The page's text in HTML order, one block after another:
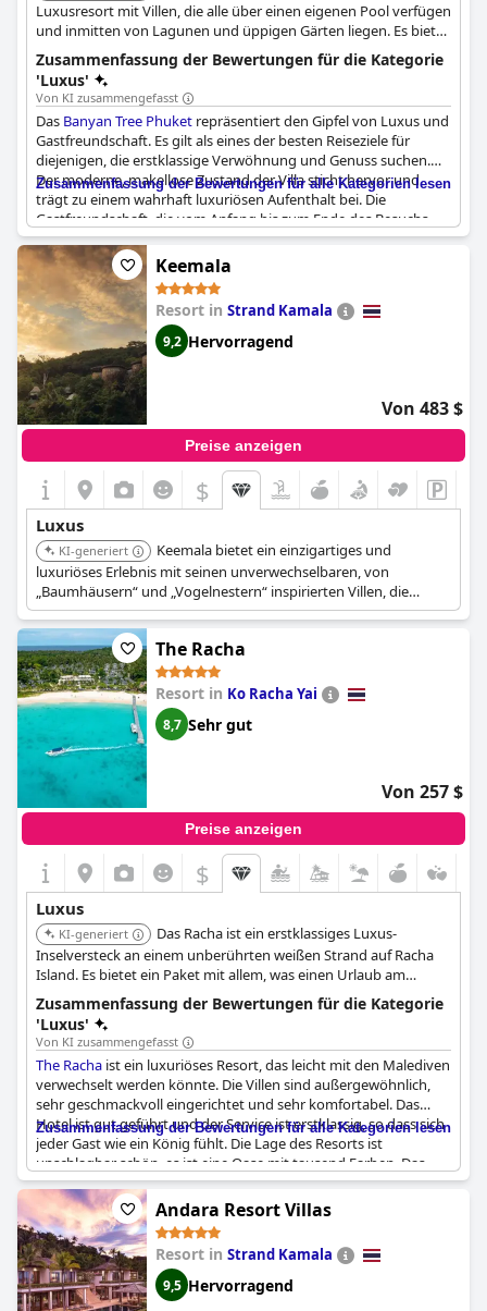
Luxusresort mit Villen, die alle über einen eigenen Pool verfügen
und inmitten von Lagunen und üppigen Gärten liegen. Es bietet
eine ruhige und private Umgebung mit Annehmlichkeiten wie
einem 18-Loch-Golfplatz, einem renommierten Spa und
mehreren Speisemöglichkeiten, einschließlich Speisen in der
Villa.
Zusammenfassung der Bewertungen für die Kategorie
'Luxus'
Von KI zusammengefasst
Das Banyan Tree Phuket repräsentiert den Gipfel von Luxus und
Gastfreundschaft. Es gilt als eines der besten Reiseziele für
diejenigen, die erstklassige Verwöhnung und Genuss suchen.
Der moderne, makellose Zustand der Villa sticht hervor und
trägt zu einem wahrhaft luxuriösen Aufenthalt bei. Die
Gastfreundschaft, die vom Anfang bis zum Ende des Besuchs
jedes Gastes geboten wird, ist außergewöhnlich und
unterstreicht den Status als Fünf-Sterne-Resort, in dem absolut
alles erstklassig ist.
Das Resort selbst ist wunderschön und ruhig und bietet eine
friedliche Flucht, die das Bedürfnis der Gäste nach Privatsphäre
respektiert – ein Schlüsselelement seiner Anziehungskraft. Gäste
heben oft die Villa mit Doppelpool für ihre hervorragende
Privatsphäre und das gesteigerte Gefühl von Luxus hervor.
Insgesamt ist das
ein außergewöhnliches
Luxusresort, das jeden Cent für diejenigen wert ist, die einen
opulenten Urlaub suchen.
Zusammenfassung der Bewertungen für alle Kategorien lesen
Keemala
Resort in Strand Kamala
9,2 Hervorragend
Von 483 $
Preise anzeigen
$
Luxus
KI-generiert
Keemala bietet ein einzigartiges und
luxuriöses Erlebnis mit seinen unverwechselbaren, von
„Baumhäusern“ und „Vogelnestern“ inspirierten Villen, die
jeweils über einen privaten Pool verfügen. Das Resort liegt
inmitten üppiger Flora und bietet einen ruhigen Rückzugsort
mit starkem Fokus auf ganzheitliches Wohlbefinden und eine
ruhige Umgebung.
The Racha
Resort in Ko Racha Yai
8,7 Sehr gut
Von 257 $
Preise anzeigen
$
Luxus
KI-generiert
Das Racha ist ein erstklassiges Luxus-
Inselversteck an einem unberührten weißen Strand auf Racha
Island. Es bietet ein Paket mit allem, was einen Urlaub am
besten macht, einschließlich Pool, Bar, ausgezeichnetem
Fischrestaurant, Spa und Fitnessstudio.
Zusammenfassung der Bewertungen für die Kategorie
'Luxus'
Von KI zusammengefasst
The Racha ist ein luxuriöses Resort, das leicht mit den Malediven
verwechselt werden könnte. Die Villen sind außergewöhnlich,
sehr geschmackvoll eingerichtet und sehr komfortabel. Das
Hotel ist gut geführt und der Service ist erstklassig, so dass sich
jeder Gast wie ein König fühlt. Die Lage des Resorts ist
unschlagbar schön, es ist eine Oase mit tausend Farben. Das
Einchecken und der Transfer können sich sparsam anfühlen,
aber insgesamt ist es ein luxuriöses Erlebnis. Auch wenn es nicht
jeder für ein echtes 5-Sterne-Resort hält, ist es für viele das beste
Luxushotel in Thailand. Die Umgebung des Hotels ist
atemberaubend und die gesamte Anlage ist ein wahr
gewordener Traum. Es ist zwar etwas teurer als andere Hotels,
aber es ist sein Geld absolut wert. Das Racha - SHA Extra Plus ist
Zusammenfassung der Bewertungen für alle Kategorien lesen
Andara Resort Villas
Resort in Strand Kamala
9,5 Hervorragend